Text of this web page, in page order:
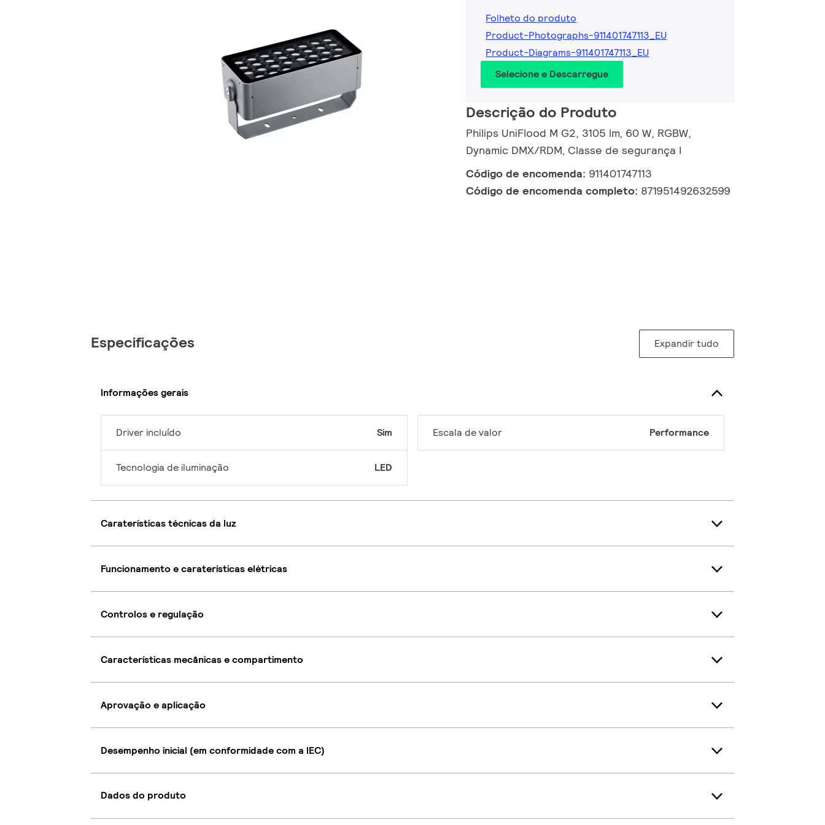
Folheto do produto
Product-Photographs-911401747113_EU
Product-Diagrams-911401747113_EU
Selecione e Descarregue
Descrição do Produto
Philips UniFlood M G2, 3105 lm, 60 W, RGBW,
Dynamic DMX/RDM, Classe de segurança I
Código de encomenda: 911401747113
Código de encomenda completo: 871951492632599
Especificações Expandir tudo
Informações gerais
Driver incluído Sim
Tecnologia de iluminação LED
Escala de valor Performance
Caraterísticas técnicas da luz
Funcionamento e caraterísticas elétricas
Controlos e regulação
Características mecânicas e compartimento
Aprovação e aplicação
Desempenho inicial (em conformidade com a IEC)
Dados do produto